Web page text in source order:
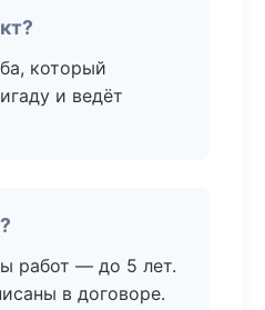
который
и ведёт
работ — до 5 лет.
в договоре.